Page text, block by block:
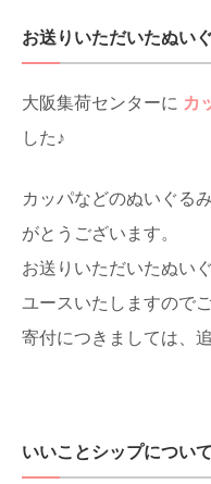
お送りいただいたぬい
大阪集荷センターに カ
した♪
カッパなどのぬいぐる
がとうございます。
お送りいただいたぬい
ユースいたしますので
寄付につきましては、
いいことシップについて